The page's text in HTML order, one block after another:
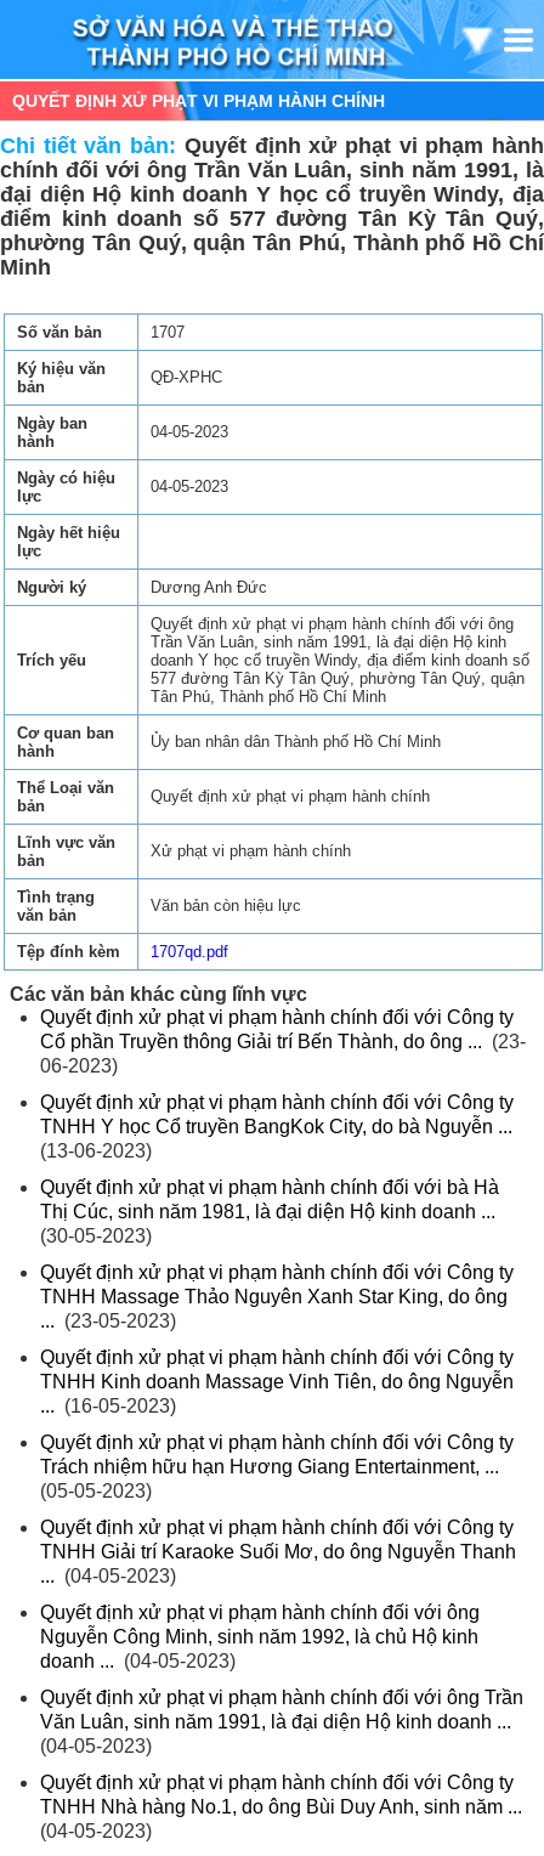
QUYẾT ĐỊNH XỬ PHẠT VI PHẠM HÀNH CHÍNH
Chi tiết văn bản: Quyết định xử phạt vi phạm hành
chính đối với ông Trần Văn Luân, sinh năm 1991, là
đại diện Hộ kinh doanh Y học cổ truyền Windy, địa
điểm kinh doanh số 577 đường Tân Kỳ Tân Quý,
phường Tân Quý, quận Tân Phú, Thành phố Hồ Chí
Minh
Số văn bản
1707
Ký hiệu văn
bản
QĐ-XPHC
Ngày ban
hành
04-05-2023
Ngày có hiệu
lực
04-05-2023
Ngày hết hiệu
lực
Người ký
Dương Anh Đức
Trích yếu
Quyết định xử phạt vi phạm hành chính đối với ông
Trần Văn Luân, sinh năm 1991, là đại diện Hộ kinh
doanh Y học cổ truyền Windy, địa điểm kinh doanh số
577 đường Tân Kỳ Tân Quý, phường Tân Quý, quận
Tân Phú, Thành phố Hồ Chí Minh
Cơ quan ban
hành
Ủy ban nhân dân Thành phố Hồ Chí Minh
Thể Loại văn
bản
Quyết định xử phạt vi phạm hành chính
Lĩnh vực văn
bản
Xử phạt vi phạm hành chính
Tình trạng
văn bản
Văn bản còn hiệu lực
Tệp đính kèm 1707qd.pdf
Các văn bản khác cùng lĩnh vực
Quyết định xử phạt vi phạm hành chính đối với Công ty
Cổ phần Truyền thông Giải trí Bến Thành, do ông ... (23-
06-2023)
Quyết định xử phạt vi phạm hành chính đối với Công ty
TNHH Y học Cổ truyền BangKok City, do bà Nguyễn ...
(13-06-2023)
Quyết định xử phạt vi phạm hành chính đối với bà Hà
Thị Cúc, sinh năm 1981, là đại diện Hộ kinh doanh ...
(30-05-2023)
Quyết định xử phạt vi phạm hành chính đối với Công ty
TNHH Massage Thảo Nguyên Xanh Star King, do ông
... (23-05-2023)
Quyết định xử phạt vi phạm hành chính đối với Công ty
TNHH Kinh doanh Massage Vinh Tiên, do ông Nguyễn
... (16-05-2023)
Quyết định xử phạt vi phạm hành chính đối với Công ty
Trách nhiệm hữu hạn Hương Giang Entertainment, ...
(05-05-2023)
Quyết định xử phạt vi phạm hành chính đối với Công ty
TNHH Giải trí Karaoke Suối Mơ, do ông Nguyễn Thanh
... (04-05-2023)
Quyết định xử phạt vi phạm hành chính đối với ông
Nguyễn Công Minh, sinh năm 1992, là chủ Hộ kinh
doanh ... (04-05-2023)
Quyết định xử phạt vi phạm hành chính đối với ông Trần
Văn Luân, sinh năm 1991, là đại diện Hộ kinh doanh ...
(04-05-2023)
Quyết định xử phạt vi phạm hành chính đối với Công ty
TNHH Nhà hàng No.1, do ông Bùi Duy Anh, sinh năm ...
(04-05-2023)